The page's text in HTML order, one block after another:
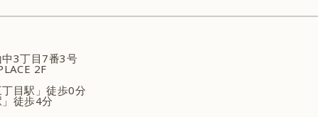
3丁目7番3号
2F
目駅」徒歩0分
徒歩4分